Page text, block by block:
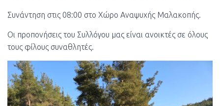
Συνάντηση στις 08:00 στο Χώρο Αναψυχής Μαλακοπής.
Οι προπονήσεις του Συλλόγου μας είναι ανοικτές σε όλους
τους φίλους συναθλητές.